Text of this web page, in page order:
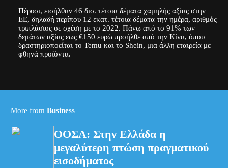
Πέρυσι, εισήλθαν 46 δισ. τέτοια δέματα χαμηλής αξίας στην
ΕΕ, δηλαδή περίπου 12 εκατ. τέτοια δέματα την ημέρα, αριθμός
τριπλάσιος σε σχέση με το 2022. Πάνω από το 91% των
δεμάτων αξίας εως €150 ευρώ προήλθε από την Κίνα, όπου
δραστηριοποείται το Temu και το Shein, μια άλλη εταιρεία με
φθηνά προϊόντα.
More from Business
ΟΟΣΑ: Στην Ελλάδα η
μεγαλύτερη πτώση πραγματικού
εισοδήματος